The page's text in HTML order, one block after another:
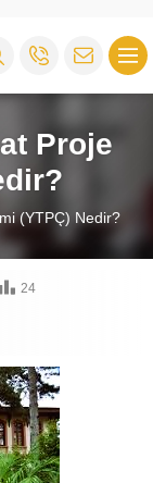
Proje
(YTPÇ) Nedir?
24